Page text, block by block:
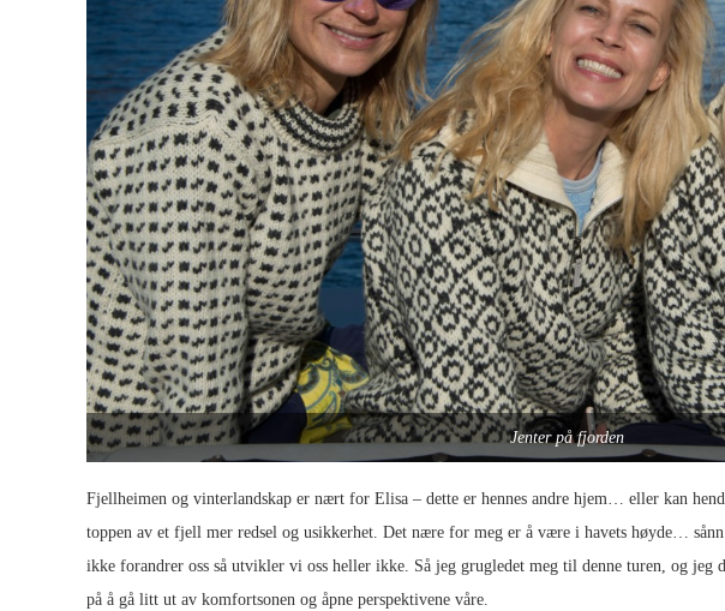
Jenter på fjorden
Fjellheimen og vinterlandskap er nært for Elisa – dette er hennes andre hjem… eller kan
toppen av et fjell mer redsel og usikkerhet. Det nære for meg er å være i havets høyde…
ikke forandrer oss så utvikler vi oss heller ikke. Så jeg grugledet meg til denne turen, og jeg
på å gå litt ut av komfortsonen og åpne perspektivene våre.